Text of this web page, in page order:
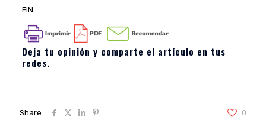
FIN
Deja tu opinión y comparte el artículo en tus
redes.
Share 0